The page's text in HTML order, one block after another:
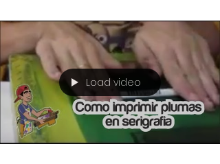
Load video